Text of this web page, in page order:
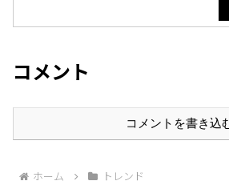
コメント
コメントを書き込
ホーム トレンド